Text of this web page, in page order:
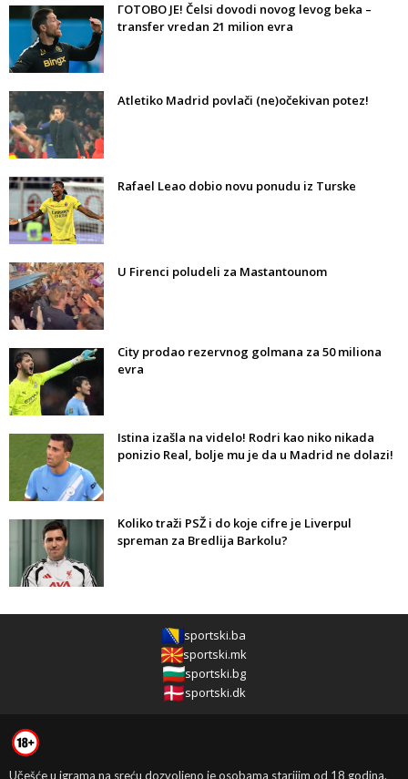
ГОТОВО ЈЕ! Čelsi dovodi novog levog beka –
transfer vredan 21 milion evra
Atletiko Madrid povlači (ne)očekivan potez!
Rafael Leao dobio novu ponudu iz Turske
U Firenci poludeli za Mastantounom
City prodao rezervnog golmana za 50 miliona
evra
Istina izašla na videlo! Rodri kao niko nikada
ponizio Real, bolje mu je da u Madrid ne dolazi!
Koliko traži PSŽ i do koje cifre je Liverpul
spreman za Bredlija Barkolu?
sportski.ba
sportski.mk
sportski.bg
sportski.dk
Učešće u igrama na sreću dozvoljeno je osobama starijim od 18 godina.